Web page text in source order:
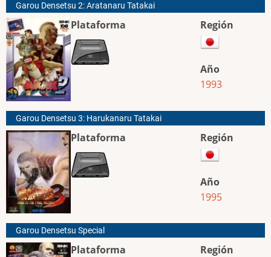
Garou Densetsu 2: Aratanaru Tatakai
Plataforma Región
Año
1993
Garou Densetsu 3: Harukanaru Tatakai
Plataforma Región
Año
1995
Garou Densetsu Special
Plataforma Región